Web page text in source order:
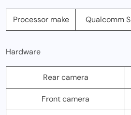
Processor make Qualcomm
Hardware
Rear camera
Front camera